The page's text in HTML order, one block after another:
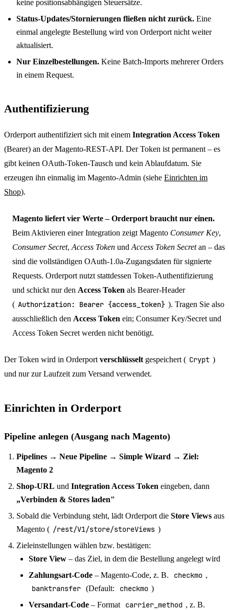
keine positionsabhängigen Steuersätze.
Status-Updates/Stornierungen fließen nicht zurück. Eine
einmal angelegte Bestellung wird von Orderport nicht weiter
aktualisiert.
Nur Einzelbestellungen. Keine Batch-Imports mehrerer Orders
in einem Request.
Authentifizierung
Orderport authentifiziert sich mit einem Integration Access Token
(Bearer) an der Magento-REST-API. Der Token ist permanent – es
gibt keinen OAuth-Token-Tausch und kein Ablaufdatum. Sie
erzeugen ihn einmalig im Magento-Admin (siehe Einrichten im
Shop).
Magento liefert vier Werte – Orderport braucht nur einen.
Beim Aktivieren einer Integration zeigt Magento Consumer Key,
Consumer Secret, Access Token und Access Token Secretan – das
sind die vollständigen OAuth-1.0a-Zugangsdaten für signierte
Requests. Orderport nutzt stattdessen Token-Authentifizierung
und schickt nur den Access Token als Bearer-Header
( Authorization: Bearer {access_token} ). Tragen Sie also
ausschließlich den Access Token ein; Consumer Key/Secret und
Access Token Secret werden nicht benötigt.
Der Token wird in Orderport verschlüsselt gespeichert ( Crypt )
und nur zur Laufzeit zum Versand verwendet.
Einrichten in Orderport
Pipeline anlegen (Ausgang nach Magento)
Pipelines → Neue Pipeline → Simple Wizard → Ziel:
Magento 2
Shop-URL und Integration Access Token eingeben, dann
„Verbinden & Stores laden"
Sobald die Verbindung steht, lädt Orderport die Store Views aus
Magento ( /rest/V1/store/storeViews )
Zieleinstellungen wählen bzw. bestätigen:
Store View – das Ziel, in dem die Bestellung angelegt wird
Zahlungsart-Code – Magento-Code, z. B. checkmo ,
banktransfer (Default: checkmo )
Versandart-Code – Format carrier_method , z. B.